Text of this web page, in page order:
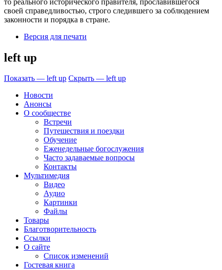
своей справедливостью, строго следившего за соблюдением
законности и порядка в стране.
Версия для печати
left up
Показать — left up Скрыть — left up
Новости
Анонсы
О сообществе
Встречи
Путешествия и поездки
Обучение
Еженедельные богослужения
Часто задаваемые вопросы
Контакты
Мультимедия
Видео
Аудио
Картинки
Файлы
Товары
Благотворительность
Ссылки
О сайте
Список изменений
Гостевая книга